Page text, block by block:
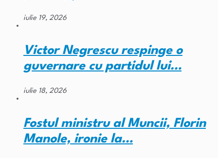
iulie 19, 2026
Victor Negrescu respinge o
guvernare cu partidul lui…
iulie 18, 2026
Fostul ministru al Muncii, Florin
Manole, ironie la…